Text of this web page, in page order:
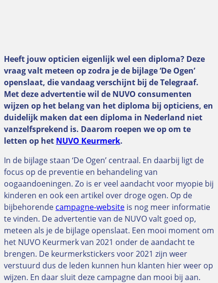
Heeft jouw opticien eigenlijk wel een diploma? Deze
vraag valt meteen op zodra je de bijlage ‘De Ogen’
openslaat, die vandaag verschijnt bij de Telegraaf.
Met deze advertentie wil de NUVO consumenten
wijzen op het belang van het diploma bij opticiens, en
duidelijk maken dat een diploma in Nederland niet
vanzelfsprekend is. Daarom roepen we op om te
letten op het NUVO Keurmerk.
In de bijlage staan ‘De Ogen’ centraal. En daarbij ligt de
focus op de preventie en behandeling van
oogaandoeningen. Zo is er veel aandacht voor myopie bij
kinderen en ook een artikel over droge ogen. Op de
bijbehorende campagne-website is nog meer informatie
te vinden. De advertentie van de NUVO valt goed op,
meteen als je de bijlage openslaat. Een mooi moment om
het NUVO Keurmerk van 2021 onder de aandacht te
brengen. De keurmerkstickers voor 2021 zijn weer
verstuurd dus de leden kunnen hun klanten hier weer op
wijzen. En daar sluit deze campagne dan mooi bij aan.